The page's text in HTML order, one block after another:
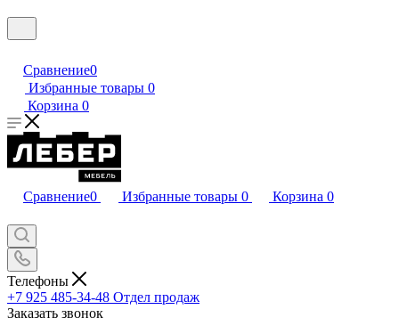
Сравнение0
Избранные товары 0
Корзина 0
Сравнение0 Избранные товары 0 Корзина 0
Телефоны
+7 925 485-34-48 Отдел продаж
Заказать звонок